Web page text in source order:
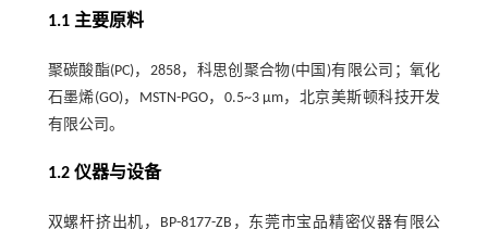
1.1 主要原料
聚碳酸酯(PC)，2858，科思创聚合物(中国)有限公司；氧化
石墨烯(GO)，MSTN-PGO，0.5~3 μm，北京美斯顿科技开发
有限公司。
1.2 仪器与设备
双螺杆挤出机，BP-8177-ZB，东莞市宝品精密仪器有限公